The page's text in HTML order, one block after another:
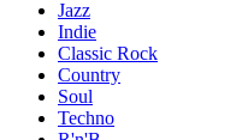
Jazz
Indie
Classic Rock
Country
Soul
Techno